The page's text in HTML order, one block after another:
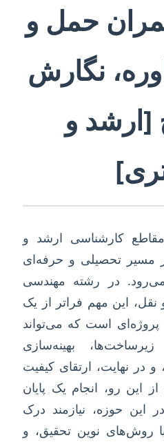
حمل و
نگارش
[ارشد و
کارشناسی ارشد و
مسیر تحصیلی و حرفه‌ای
در رشته مهندسی
این مهم فراتر از یک
است که می‌تواند
بهینه‌سازی
در نهایت، ارتقای کیفیت
این رو، انجام یک پایان
این حوزه، نیازمند درک
روش‌های نوین تحقیق، و